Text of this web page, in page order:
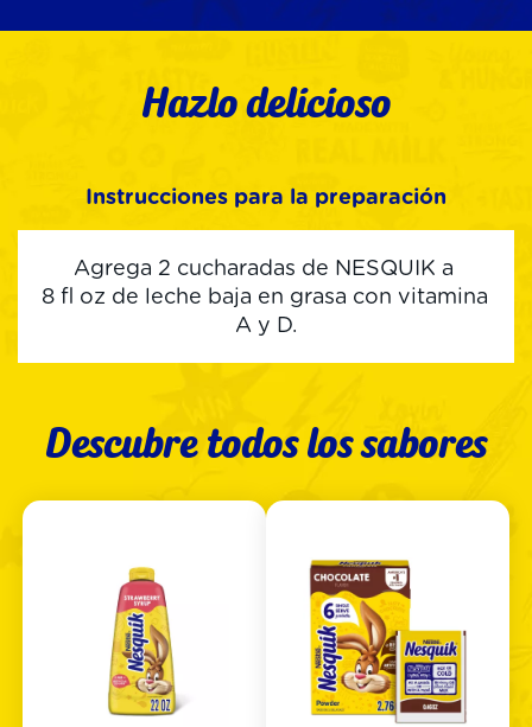
Hazlo delicioso
Instrucciones para la preparación
Agrega 2 cucharadas de NESQUIK a
8 fl oz de leche baja en grasa con vitamina
A y D.
Descubre todos los sabores